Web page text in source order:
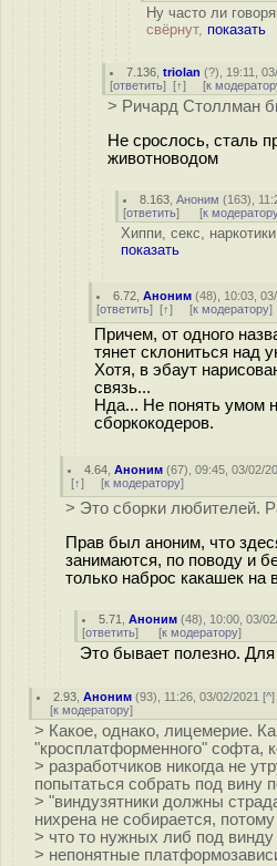
Ну часто ли
свёрнут, показать
7.136 ,triolan (?), 19:11,
[ответить] [↑] [к
> Ричард Столлман
Не срослось, сталь
животноводом
8.163 ,Аноним (163),
[ответить] [к
Хиппи, секс,
показать
6.72 ,Аноним (48), 10:03,
[ответить] [↑] [к модератору]
Причем, от одного
тянет склониться над
Хотя, в эбаут
связь...
Нда... Не понять умом
сборкокодеров.
4.64 ,Аноним (67), 09:45, 03/02/
[↑] [к модератору]
> Это сборки любителей.
Прав был аноним, что
занимаются, по поводу и
только наброс какашек на
5.71 ,Аноним (48), 10:00, 03/
[ответить] [к модератору]
Это бывает полезно. Для
2.93 ,Аноним (93), 11:26, 03/02/2021 [^]
[к модератору]
> Какое, однако, лицемерие.
"кросплатформенного" софта,
> разработчиков никогда не
попытаться собрать под вину
> "виндузятники должны
нихрена не собирается, потому
> что то нужных либ под винду
> непонятные